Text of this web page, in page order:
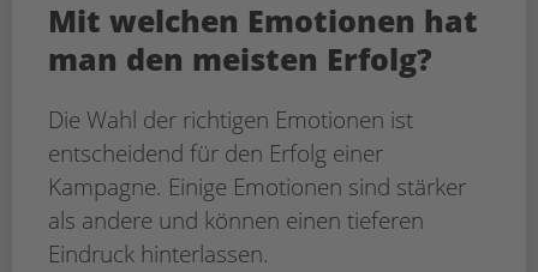
Mit welchen Emotionen hat
man den meisten Erfolg?
Die Wahl der richtigen Emotionen ist
entscheidend für den Erfolg einer
Kampagne. Einige Emotionen sind stärker
als andere und können einen tieferen
Eindruck hinterlassen.